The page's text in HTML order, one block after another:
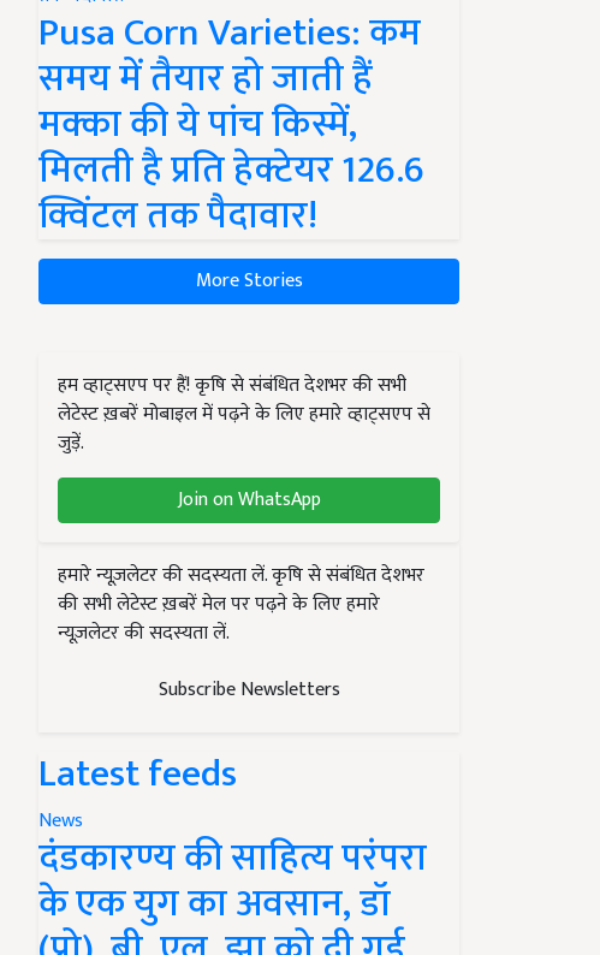
Pusa Corn Varieties: कम
समय में तैयार हो जाती हैं
मक्का की ये पांच किस्में,
मिलती है प्रति हेक्टेयर 126.6
क्विंटल तक पैदावार!
More Stories
हम व्हाट्सएप पर हैं! कृषि से संबंधित देशभर की सभी
लेटेस्ट ख़बरें मोबाइल में पढ़ने के लिए हमारे व्हाट्सएप से
जुड़ें.
Join on WhatsApp
हमारे न्यूज़लेटर की सदस्यता लें. कृषि से संबंधित देशभर
की सभी लेटेस्ट ख़बरें मेल पर पढ़ने के लिए हमारे
न्यूज़लेटर की सदस्यता लें.
Subscribe Newsletters
Latest feeds
News
दंडकारण्य की साहित्य परंपरा
के एक युग का अवसान, डॉ